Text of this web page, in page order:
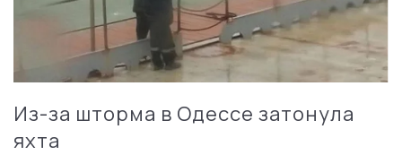
Из-за шторма в Одессе затонула
яхта